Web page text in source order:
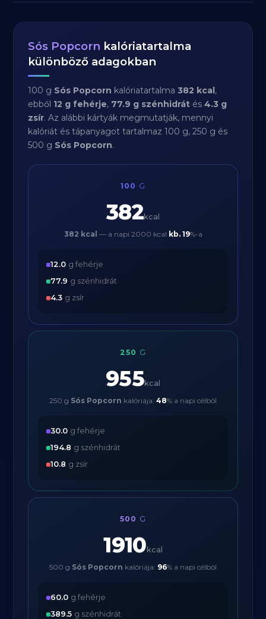
Sós Popcorn kalóriatartalma
különböző adagokban
100 g Sós Popcorn kalóriatartalma382 kcal,
ebből 12 g fehérje, 77.9 g szénhidrát és4.3 g
zsír. Az alábbi kártyák megmutatják, mennyi
kalóriát és tápanyagot tartalmaz 100 g, 250 g és
500 g Sós Popcorn.
100 G
382kcal
382 kcal — a napi 2000 kcal kb. 19%-a
12.0 g fehérje
77.9 g szénhidrát
4.3 g zsír
250 G
955kcal
250 g Sós Popcorn kalóriája: 48% a napi célból
30.0 g fehérje
194.8 g szénhidrát
10.8 g zsír
500 G
1910 kcal
500 g Sós Popcorn kalóriája: 96% a napi célból
60.0 g fehérje
389.5 g szénhidrát